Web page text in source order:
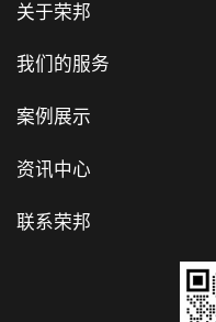
关于荣邦
我们的服务
案例展示
资讯中心
联系荣邦